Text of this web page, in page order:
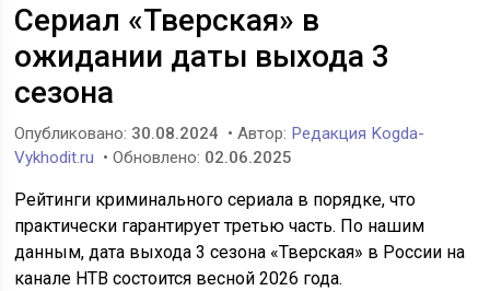
Сериал «Тверская» в
ожидании даты выхода 3
сезона
Опубликовано: 30.08.2024 • Автор: Редакция Kogda-
Vykhodit.ru • Обновлено: 02.06.2025
Рейтинги криминального сериала в порядке, что
практически гарантирует третью часть. По нашим
данным, дата выхода 3 сезона «Тверская» в России на
канале НТВ состоится весной 2026 года.